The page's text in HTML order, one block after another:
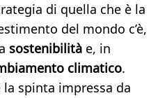
di quella che è la
del mondo c’è,
sostenibilità e, in
climatico.
spinta impressa da